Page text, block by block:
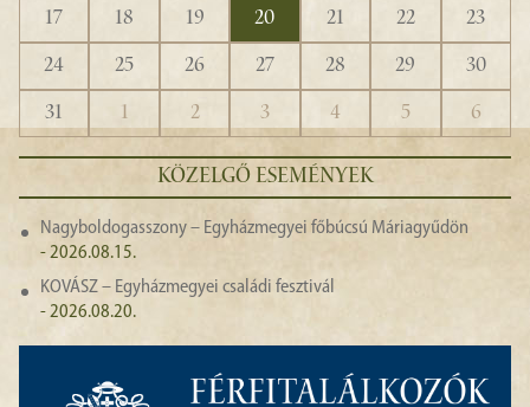
17
18 19 20 21 22
23
24
25 26 27 28 29
30
31
1 2 3 4 5 6
KÖZELGŐ ESEMÉNYEK
Nagyboldogasszony – Egyházmegyei főbúcsú Máriagyűdön
- 2026.08.15.
KOVÁSZ – Egyházmegyei családi fesztivál
- 2026.08.20.